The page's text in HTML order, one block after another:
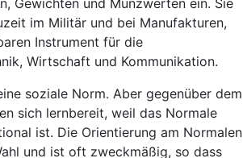
Gewichten und Münzwerten ein. Sie
im Militär und bei Manufakturen,
Instrument für die
Wirtschaft und Kommunikation.
soziale Norm. Aber gegenüber dem
sich lernbereit, weil das Normale
ist. Die Orientierung am Normalen
und ist oft zweckmäßig, so dass